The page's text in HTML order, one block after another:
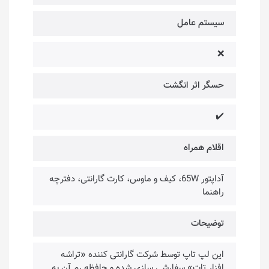
سیستم عامل
❌
حسگر اثر انگشت
✔️
اقلام همراه
آداپتور 65W، کیف و ماوس، کارت گارانتی، دفترچه
راهنما
توضیحات
این لپ تاپ توسط شرکت گارانتی کننده «تراشه